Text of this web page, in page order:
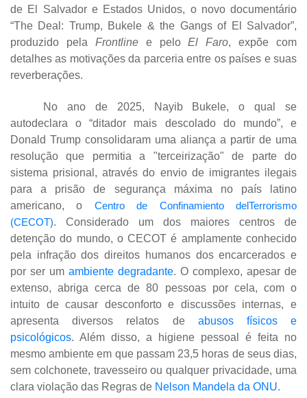
de El Salvador e Estados Unidos, o novo documentário
“The Deal: Trump, Bukele & the Gangs of El Salvador”,
produzido pela Frontline e peloEl Faro, expõe com
detalhes as motivações da parceria entre os países e suas
reverberações.
No ano de 2025, Nayib Bukele, o qual se
autodeclara o “ditador mais descolado do mundo”, e
Donald Trump consolidaram uma aliança a partir de uma
resolução que permitia a "terceirização" de parte do
sistema prisional, através do envio de imigrantes ilegais
para a prisão de segurança máxima no país latino
americano, o Centro de Confinamiento delTerrorismo
(CECOT). Considerado um dos maiores centros de
detenção do mundo, o CECOT é amplamente conhecido
pela infração dos direitos humanos dos encarcerados e
por ser um ambiente degradante. O complexo, apesar de
extenso, abriga cerca de 80 pessoas por cela, com o
intuito de causar desconforto e discussões internas, e
apresenta diversos relatos de abusos físicos e
psicológicos. Além disso, a higiene pessoal é feita no
mesmo ambiente em que passam 23,5 horas de seus dias,
sem colchonete, travesseiro ou qualquer privacidade, uma
clara violação das Regras de Nelson Mandela da ONU.